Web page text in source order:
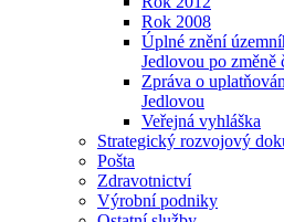
Rok 2008
Úplné znění
Jedlovou po změně
Zpráva o
Jedlovou
Veřejná vyhláška
Strategický rozvojový
Pošta
Zdravotnictví
Výrobní podniky